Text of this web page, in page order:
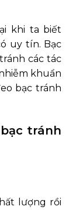
khi ta biết
uy tín. Bạc
các tác
khuẩn
bạc tránh
tránh
lượng rồi